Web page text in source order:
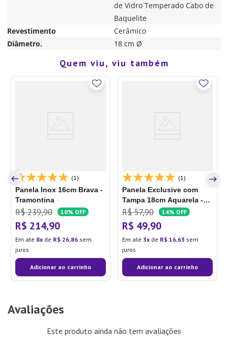
de Vidro Temperado Cabo de
Baquelite
Revestimento
Cerâmico
Diâmetro.
18 cm Ø
Quem viu, viu também
(1)
Panela Inox 16cm Brava -
Tramontina
R$ 239,90 10% OFF
R$ 214,90
Em até 8 de R$ 26,86 sem
juros
Adicionar ao carrinho
(1)
Panela Exclusive com
Tampa 18cm Aquarela -
Oliveira
R$ 57,90 14% OFF
R$ 49,90
Em até 3 de R$ 16,63 sem
juros
Adicionar ao carrinho
Avaliações
Este produto ainda não tem avaliações